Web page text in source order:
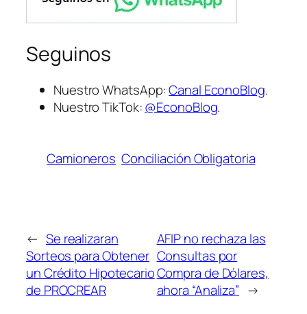
Seguinos
Nuestro WhatsApp:Canal EconoBlog.
Nuestro TikTok:@EconoBlog.
Camioneros Conciliación Obligatoria
← Se realizaran
Sorteos para Obtener
un Crédito Hipotecario
de PROCREAR
AFIP no rechaza las
Consultas por
Compra de Dólares,
ahora “Analiza” →